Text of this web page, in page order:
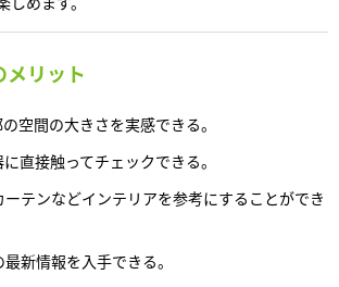
ド
土地）検索
CRE）戦略
て・障がい福祉施設
ョン
ォーム
発事業
開発事業
建物
ロングサポート）
求
相談
メリット
空間の大きさを実感できる。
直接触ってチェックできる。
テンなどインテリアを参考にすることができ
新情報を入手できる。